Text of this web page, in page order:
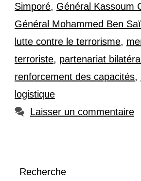
Simporé, Général Kassoum
Général Mohammed Ben
lutte contre le terrorisme,
terroriste, partenariat bilatéral
renforcement des capacités,
logistique
Laisser un commentaire
Recherche